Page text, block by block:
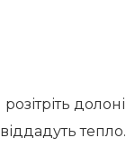
долоні
тепло.